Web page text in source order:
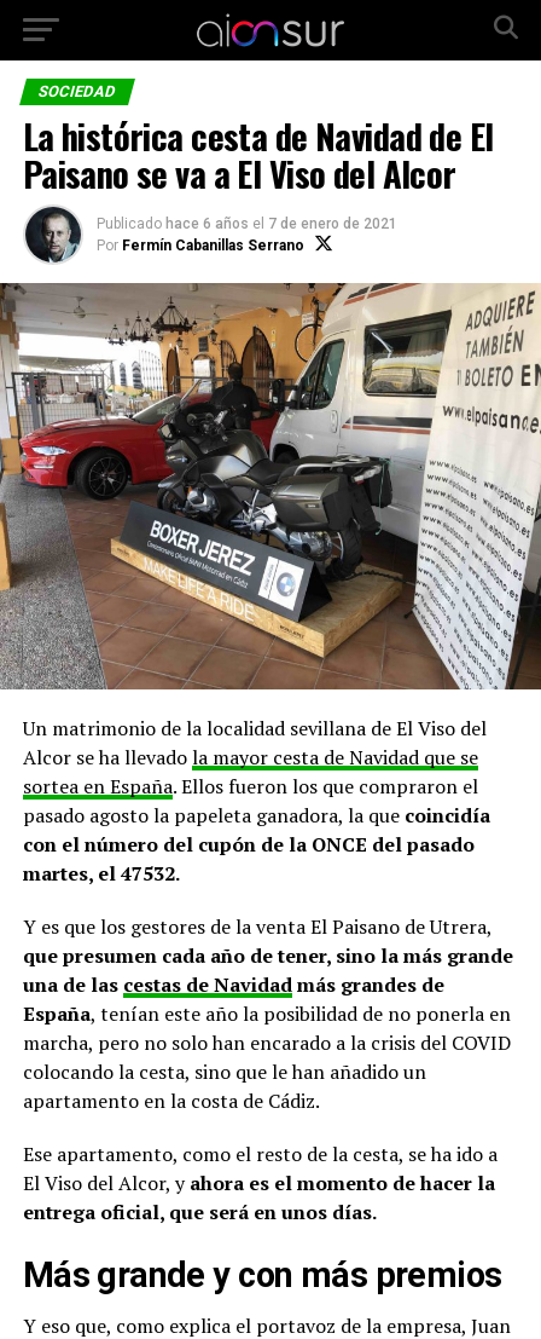
SOCIEDAD
La histórica cesta de Navidad de El
Paisano se va a El Viso del Alcor
Publicado hace 6 años el 7 de enero de 2021
Por Fermín Cabanillas Serrano
Un matrimonio de la localidad sevillana de El Viso del
Alcor se ha llevadola mayor cesta de Navidad que se
sortea en España. Ellos fueron los que compraron el
pasado agosto la papeleta ganadora, la que coincidía
con el número del cupón de la ONCE del pasado
martes, el 47532.
Y es que los gestores de la venta El Paisano de Utrera,
que presumen cada año de tener, sino la más grande
una de las cestas de Navidadmás grandes de
España, tenían este año la posibilidad de no ponerla en
marcha, pero no solo han encarado a la crisis del COVID
colocando la cesta, sino que le han añadido un
apartamento en la costa de Cádiz.
Ese apartamento, como el resto de la cesta, se ha ido a
El Viso del Alcor, yahora es el momento de hacer la
entrega oficial, que será en unos días.
Más grande y con más premios
Y eso que, como explica el portavoz de la empresa, Juan